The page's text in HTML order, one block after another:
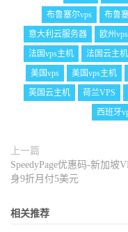
布鲁塞尔vps
布鲁
意大利云服务器
欧州vps
法国vps主机
法国云主机
美国vps
美国vps主机
英国云主机
荷兰VPS
西班牙
上一篇
SpeedyPage优惠码-新加坡
身9折月付5美元
相关推荐